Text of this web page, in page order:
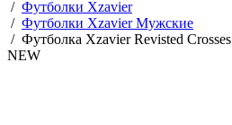
/ Футболки Xzavier
/ Футболки Xzavier Мужские
/ Футболка Xzavier Revisted Crosses
NEW